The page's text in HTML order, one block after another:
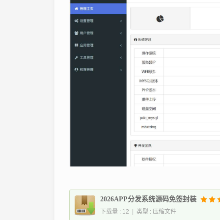
2026APP分发系统源码免签封装
下载量 : 12 | 类型 : 压缩文件